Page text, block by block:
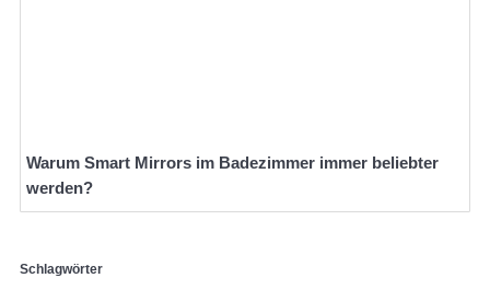
Warum Smart Mirrors im Badezimmer immer beliebter
werden?
Schlagwörter